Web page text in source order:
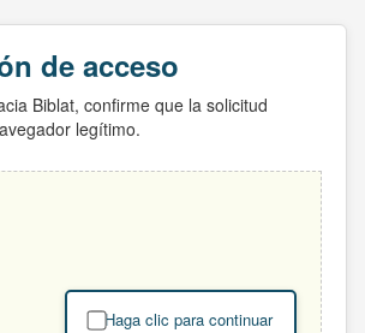
de acceso
Biblat, confirme que la solicitud
legítimo.
Haga clic para continuar